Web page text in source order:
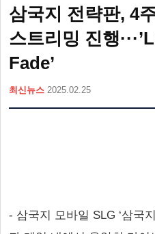
삼국지 전략판, 4
스트리밍 진행
Fade’
최신뉴스 2025.02.25
- 삼국지 모바일 SLG ‘삼국